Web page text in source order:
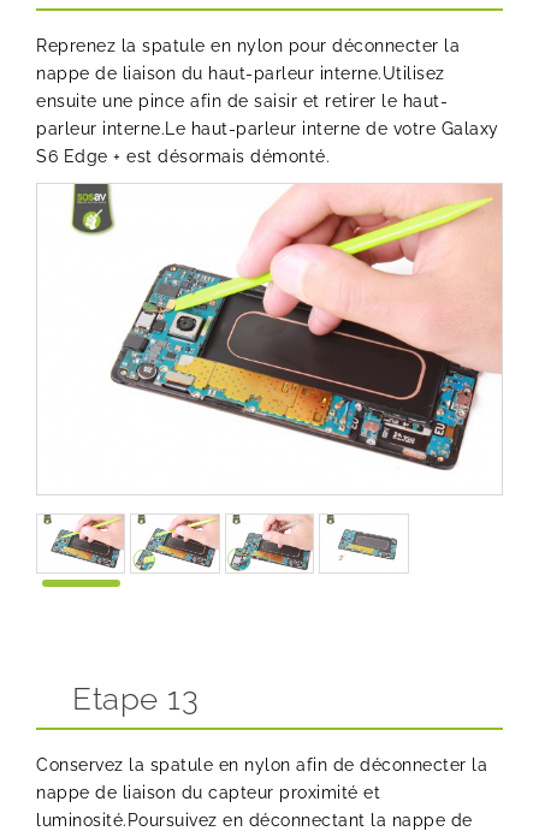
Reprenez la spatule en nylon pour déconnecter la
nappe de liaison du haut-parleur interne.Utilisez
ensuite une pince afin de saisir et retirer le haut-
parleur interne.Le haut-parleur interne de votre Galaxy
S6 Edge + est désormais démonté.
Etape 13
Conservez la spatule en nylon afin de déconnecter la
nappe de liaison du capteur proximité et
luminosité.Poursuivez en déconnectant la nappe de